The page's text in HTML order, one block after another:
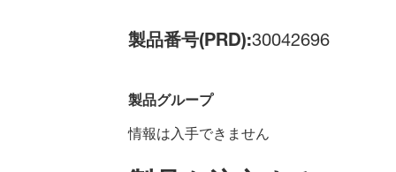
製品番号(PRD):30042696
製品グループ
情報は入手できません